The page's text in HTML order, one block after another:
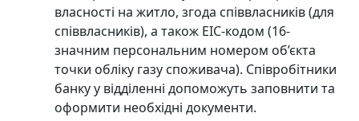
власності на житло, згода співвласників (для
співвласників), а також EIC-кодом (16-
значним персональним номером об’єкта
точки обліку газу споживача). Співробітники
банку у відділенні допоможуть заповнити та
оформити необхідні документи.